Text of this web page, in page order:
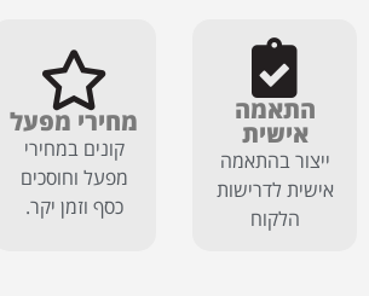
התאמה
אישית
ייצור בהתאמה
אישית לדרישות
הלקוח
מחירי מפעל
קונים במחירי
מפעל וחוסכים
כסף וזמן יקר.